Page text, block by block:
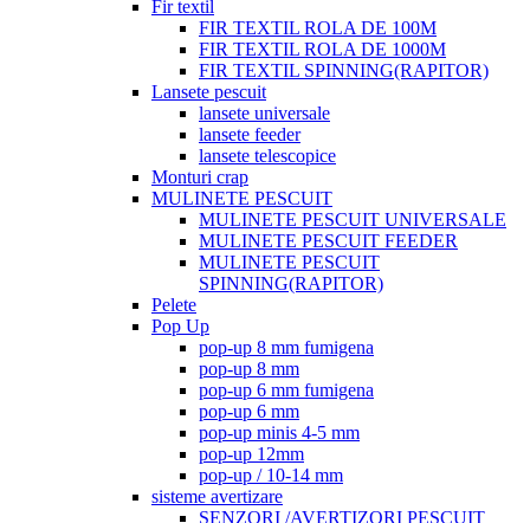
Fir textil
FIR TEXTIL ROLA DE 100M
FIR TEXTIL ROLA DE 1000M
FIR TEXTIL SPINNING(RAPITOR)
Lansete pescuit
lansete universale
lansete feeder
lansete telescopice
Monturi crap
MULINETE PESCUIT
MULINETE PESCUIT UNIVERSALE
MULINETE PESCUIT FEEDER
MULINETE PESCUIT
SPINNING(RAPITOR)
Pelete
Pop Up
pop-up 8 mm fumigena
pop-up 8 mm
pop-up 6 mm fumigena
pop-up 6 mm
pop-up minis 4-5 mm
pop-up 12mm
pop-up / 10-14 mm
sisteme avertizare
SENZORI /AVERTIZORI PESCUIT